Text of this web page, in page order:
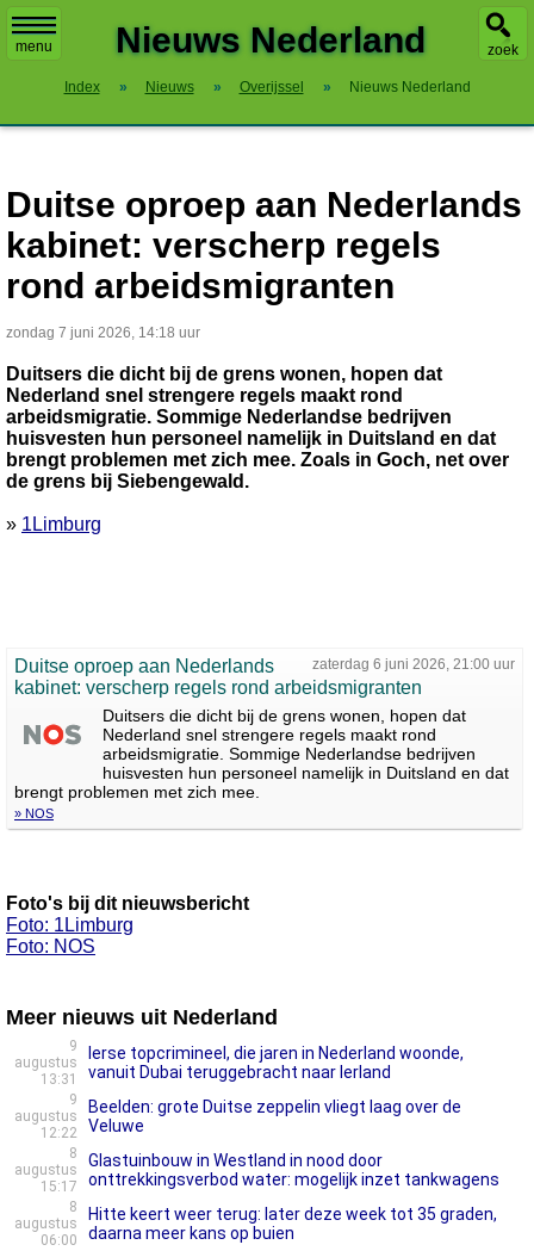
menu zoek
Nieuws Nederland
Index » Nieuws » Overijssel » Nieuws Nederland
Duitse oproep aan Nederlands
kabinet: verscherp regels
rond arbeidsmigranten
zondag 7 juni 2026, 14:18 uur
Duitsers die dicht bij de grens wonen, hopen dat
Nederland snel strengere regels maakt rond
arbeidsmigratie. Sommige Nederlandse bedrijven
huisvesten hun personeel namelijk in Duitsland en dat
brengt problemen met zich mee. Zoals in Goch, net over
de grens bij Siebengewald.
» 1Limburg
zaterdag 6 juni 2026, 21:00 uur
Duitse oproep aan Nederlands
kabinet: verscherp regels rond arbeidsmigranten
Duitsers die dicht bij de grens wonen, hopen dat
Nederland snel strengere regels maakt rond
arbeidsmigratie. Sommige Nederlandse bedrijven
huisvesten hun personeel namelijk in Duitsland en dat
brengt problemen met zich mee.
» NOS
Foto's bij dit nieuwsbericht
Foto: 1Limburg
Foto: NOS
Meer nieuws uit Nederland
9
augustus
13:31
Ierse topcrimineel, die jaren in Nederland woonde,
vanuit Dubai teruggebracht naar Ierland
9
augustus
12:22
Beelden: grote Duitse zeppelin vliegt laag over de
Veluwe
8
augustus
15:17
Glastuinbouw in Westland in nood door
onttrekkingsverbod water: mogelijk inzet tankwagens
8
augustus
06:00
Hitte keert weer terug: later deze week tot 35 graden,
daarna meer kans op buien